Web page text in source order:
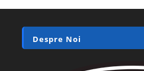
Despre Noi